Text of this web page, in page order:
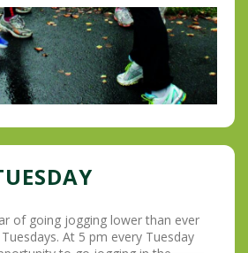
of going jogging lower than ever
At 5 pm every Tuesday